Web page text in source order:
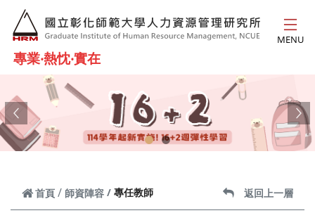
跳到主要內容
專業‧熱忱‧實在
MENU
Previous
首頁 師資陣容 專任教師 返回上一層